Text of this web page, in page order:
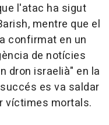
l'atac ha sigut
mentre que el
confirmat en un
de notícies
dron israelià" en la
es va saldar
víctimes mortals.